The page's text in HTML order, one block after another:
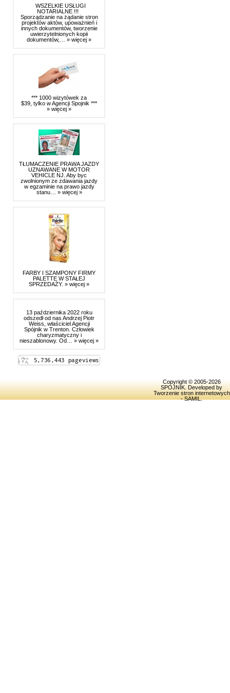
WSZELKIE USŁUGI
NOTARIALNE !!!
Sporządzanie na żądanie stron
projektów aktów, upoważnień i
innych dokumentów, tworzenie
uwierzytelnionych kopii
dokumentów,… » więcej »
*** 1000 wizytówek za
$39, tylko w Agencji Spojnik ***
» więcej »
TŁUMACZENIE PRAWA JAZDY
UZNAWANE W MOTOR
VEHICLE NJ. Aby byc
zwolnionym ze zdawania jazdy
w egzaminie na prawo jazdy
stanu… » więcej »
FARBY I SZAMPONY FIRMY
PALETTE W STAŁEJ
SPRZEDAŻY. » więcej »
13 października 2022 roku
odszedł od nas Andrzej Piotr
Weiss, właściciel Agencji
Spójnik w Trenton. Człowiek
charyzmatyczny i
nieszablonowy. Od… » więcej »
Copyright © 2005-2026
SPOJNIK . Developed by
Tworzenie stron internetowych
- SAMIL.